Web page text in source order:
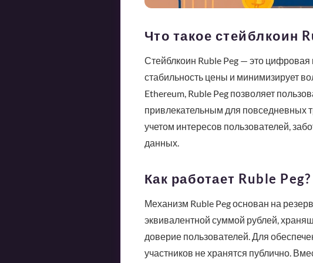
Что такое стейблкоин
Стейблкоин Ruble Peg — это
стабильность цены и минимизирует
Ethereum, Ruble Peg позволяет
привлекательным для повседневных
учетом интересов пользователей,
данных.
Как работает Ruble Peg?
Механизм Ruble Peg основан на
эквивалентной суммой рублей,
доверие пользователей. Для
участников не хранятся публично.